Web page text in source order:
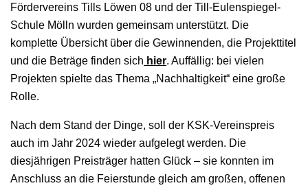
Fördervereins Tills Löwen 08 und der Till-Eulenspiegel-
Schule Mölln wurden gemeinsam unterstützt. Die
komplette Übersicht über die Gewinnenden, die Projekttitel
und die Beträge finden sich hier. Auffällig: bei vielen
Projekten spielte das Thema „Nachhaltigkeit“ eine große
Rolle.
Nach dem Stand der Dinge, soll der KSK-Vereinspreis
auch im Jahr 2024 wieder aufgelegt werden. Die
diesjährigen Preisträger hatten Glück – sie konnten im
Anschluss an die Feierstunde gleich am großen, offenen